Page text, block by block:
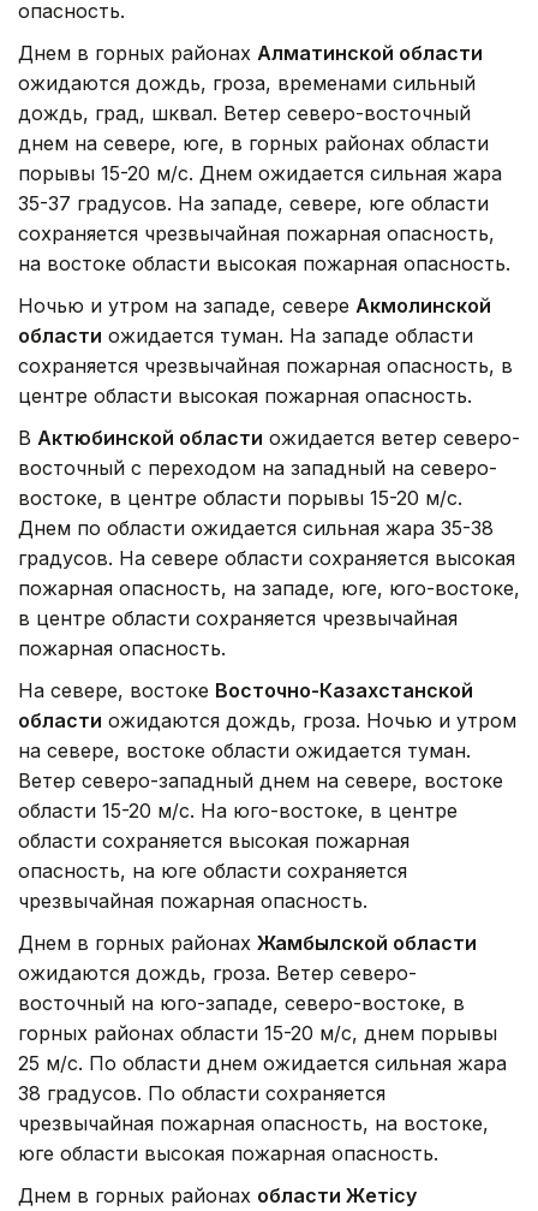
опасность.
Днем в горных районах Алматинской области
ожидаются дождь, гроза, временами сильный
дождь, град, шквал. Ветер северо-восточный
днем на севере, юге, в горных районах области
порывы 15-20 м/с. Днем ожидается сильная жара
35-37 градусов. На западе, севере, юге области
сохраняется чрезвычайная пожарная опасность,
на востоке области высокая пожарная опасность.
Ночью и утром на западе, севере Акмолинской
области ожидается туман. На западе области
сохраняется чрезвычайная пожарная опасность, в
центре области высокая пожарная опасность.
В Актюбинской области ожидается ветер северо-
восточный с переходом на западный на северо-
востоке, в центре области порывы 15-20 м/с.
Днем по области ожидается сильная жара 35-38
градусов. На севере области сохраняется высокая
пожарная опасность, на западе, юге, юго-востоке,
в центре области сохраняется чрезвычайная
пожарная опасность.
На севере, востоке Восточно-Казахстанской
области ожидаются дождь, гроза. Ночью и утром
на севере, востоке области ожидается туман.
Ветер северо-западный днем на севере, востоке
области 15-20 м/с. На юго-востоке, в центре
области сохраняется высокая пожарная
опасность, на юге области сохраняется
чрезвычайная пожарная опасность.
Днем в горных районах Жамбылской области
ожидаются дождь, гроза. Ветер северо-
восточный на юго-западе, северо-востоке, в
горных районах области 15-20 м/с, днем порывы
25 м/с. По области днем ожидается сильная жара
38 градусов. По области сохраняется
чрезвычайная пожарная опасность, на востоке,
юге области высокая пожарная опасность.
Днем в горных районах области Жетісу